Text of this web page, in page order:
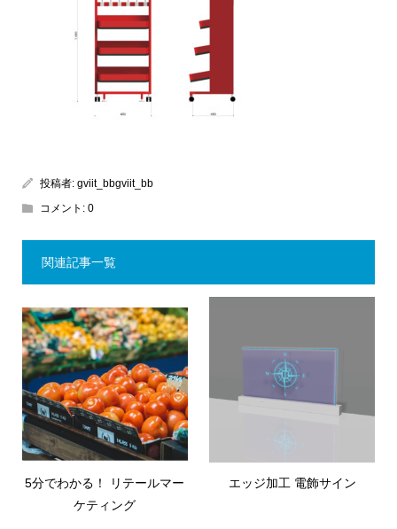
投稿者: gviit_bbgviit_bb
コメント: 0
関連記事一覧
5分でわかる！ リテールマー
ケティング
エッジ加工 電飾サイン